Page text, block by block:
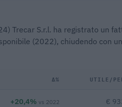
Trecar S.r.l. ha registrato un
(2022), chiudendo con
Δ% UTILE/
+20,4% vs 2022 €